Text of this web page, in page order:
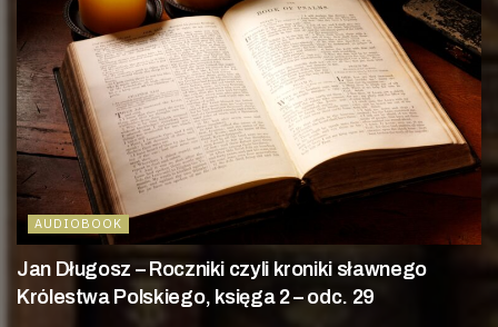
AUDIOBOOK
Jan Długosz – Roczniki czyli kroniki sławnego
Królestwa Polskiego, księga 2 – odc. 29